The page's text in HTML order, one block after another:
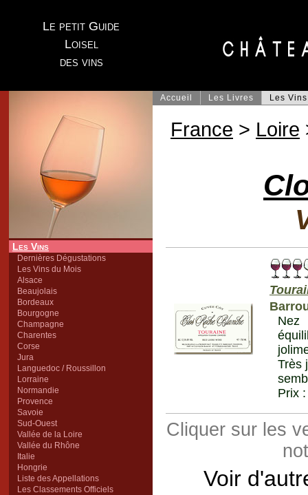
Le petit Guide
Loisel
des vins
Les Vins
Dernières Dégustations
Les Vins du Mois
Alsace
Beaujolais
Bordeaux
Bourgogne
Champagne
Charentes
Corse
Jura
Languedoc / Roussillon
Lorraine
Normandie
Provence
Savoie
Sud-Ouest
Vallée de la Loire
Vallée du Rhône
Italie
Hongrie
Liste des Appellations
Les Classements Officiels
Accueil Les Livres Les Vins
France > Loire
Nez
Très
Prix
Cliquer sur les
Voir